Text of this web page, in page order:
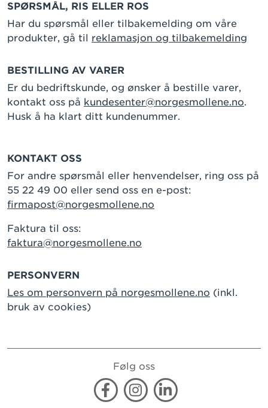
SPØRSMÅL, RIS ELLER ROS
Har du spørsmål eller tilbakemelding om våre
produkter, gå til reklamasjon og tilbakemelding
BESTILLING AV VARER
Er du bedriftskunde, og ønsker å bestille varer,
kontakt oss på kundesenter@norgesmollene.no.
Husk å ha klart ditt kundenummer.
KONTAKT OSS
For andre spørsmål eller henvendelser, ring oss på
55 22 49 00 eller send oss en e-post:
firmapost@norgesmollene.no
Faktura til oss:
faktura@norgesmollene.no
PERSONVERN
Les om personvern på norgesmollene.no (inkl.
bruk av cookies)
Følg oss
FacebookInstagramLinkedin